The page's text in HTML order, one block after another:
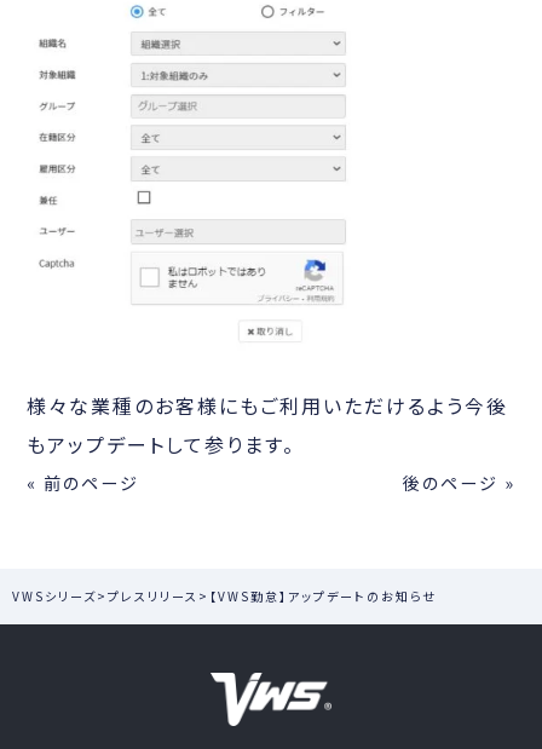
様々な業種のお客様にもご利用いただけるよう今後
もアップデートして参ります。
« 前のページ 後のページ »
VWSシリーズ> プレスリリース > 【VWS勤怠】アップデートのお知らせ